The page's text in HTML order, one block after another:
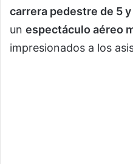
carrera pedestre de 5
un espectáculo aéreo
impresionados a los